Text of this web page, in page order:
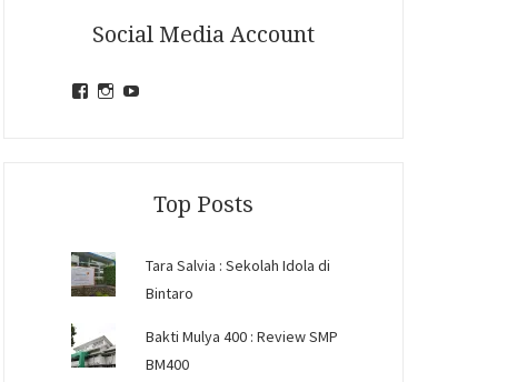
Social Media Account
ViewView
Top Posts
Tara Salvia : Sekolah Idola di
Bintaro
Bakti Mulya 400 : Review SMP
BM400